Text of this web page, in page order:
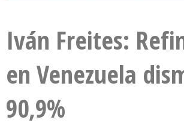
Iván Freites:
en Venezuela
90,9%